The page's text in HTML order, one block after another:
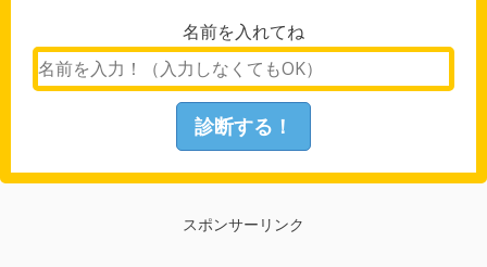
名前を入れてね
スポンサーリンク